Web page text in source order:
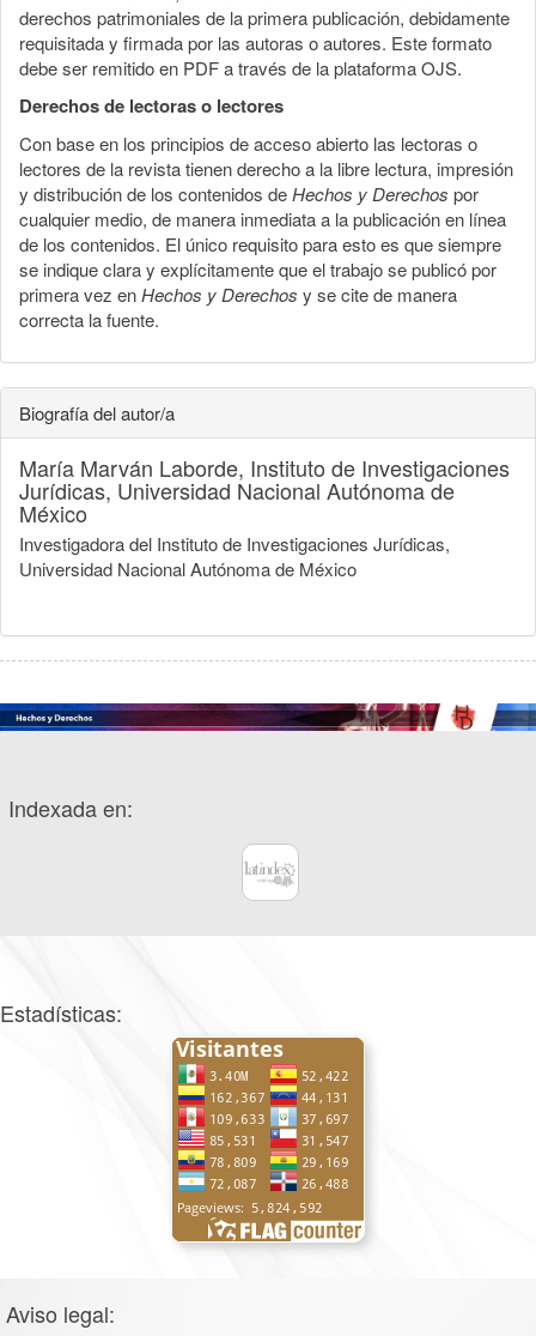
derechos patrimoniales de la primera publicación, debidamente
requisitada y firmada por las autoras o autores. Este formato
debe ser remitido en PDF a través de la plataforma OJS.
Derechos de lectoras o lectores
Con base en los principios de acceso abierto las lectoras o
lectores de la revista tienen derecho a la libre lectura, impresión
y distribución de los contenidos deHechos y Derechos por
cualquier medio, de manera inmediata a la publicación en línea
de los contenidos. El único requisito para esto es que siempre
se indique clara y explícitamente que el trabajo se publicó por
primera vez enHechos y Derechos y se cite de manera
correcta la fuente.
Biografía del autor/a
María Marván Laborde, Instituto de Investigaciones
Jurídicas, Universidad Nacional Autónoma de
México
Investigadora del Instituto de Investigaciones Jurídicas,
Universidad Nacional Autónoma de México
Indexada en:
Estadísticas:
Aviso legal: